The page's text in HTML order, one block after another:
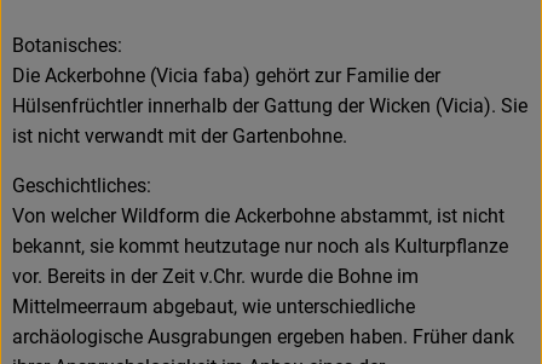
Botanisches:
Die Ackerbohne (Vicia faba) gehört zur Familie der
Hülsenfrüchtler innerhalb der Gattung der Wicken (Vicia). Sie
ist nicht verwandt mit der Gartenbohne.
Geschichtliches:
Von welcher Wildform die Ackerbohne abstammt, ist nicht
bekannt, sie kommt heutzutage nur noch als Kulturpflanze
vor. Bereits in der Zeit v.Chr. wurde die Bohne im
Mittelmeerraum abgebaut, wie unterschiedliche
archäologische Ausgrabungen ergeben haben. Früher dank